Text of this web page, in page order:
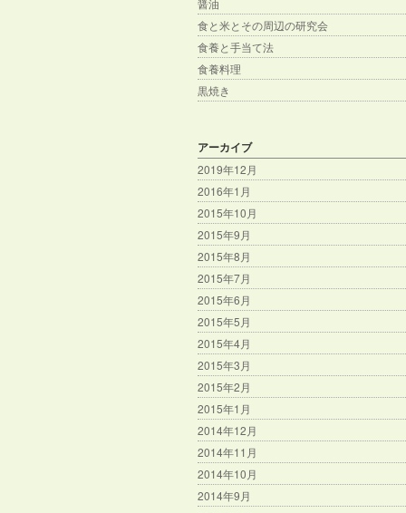
醤油
食と米とその周辺の研究会
食養と手当て法
食養料理
黒焼き
アーカイブ
2019年12月
2016年1月
2015年10月
2015年9月
2015年8月
2015年7月
2015年6月
2015年5月
2015年4月
2015年3月
2015年2月
2015年1月
2014年12月
2014年11月
2014年10月
2014年9月